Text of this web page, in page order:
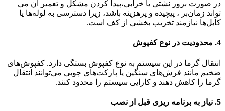
در صورت بروز نشتی یا خرابی،پیدا کردن مشکل و تعمیر آن می
تواند زمان‌بر ، پیچیده و پرهزینه باشد، زیرا دسترسی به لوله‌ها یا
کابل‌ها نیازمند تخریب بخشی از کف است.
4. محدودیت در نوع کفپوش
انتقال گرما در این سیستم به نوع کفپوش بستگی دارد. کفپوش‌های
ضخیم مانند فرش‌های سنگین یا پارکت‌های چوبی می‌توانند انتقال
گرما را کاهش دهند و کارایی سیستم را محدود کنند.
5. نیاز به برنامه ریزی قبل از نصب